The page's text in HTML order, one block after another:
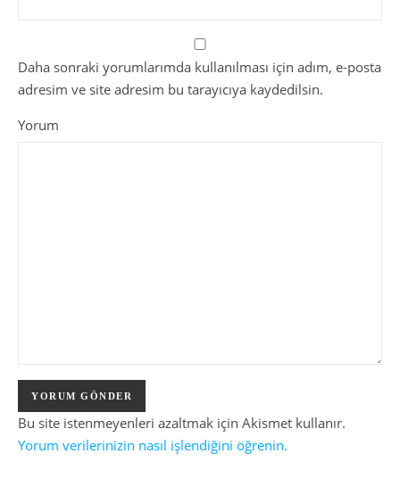
Daha sonraki yorumlarımda kullanılması için adım, e-posta
adresim ve site adresim bu tarayıcıya kaydedilsin.
Yorum
Bu site istenmeyenleri azaltmak için Akismet kullanır.
Yorum verilerinizin nasıl işlendiğini öğrenin.